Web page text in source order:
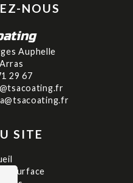
NOUS
Auphelle
29 67
SITE
surface